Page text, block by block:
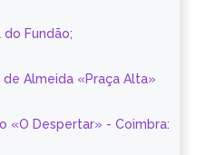
Fundão;
Almeida «Praça Alta»
«O Despertar» - Coimbra: